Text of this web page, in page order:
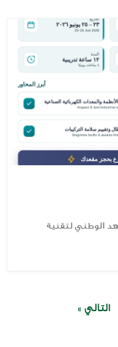
الوطني لتقنية
التالي »